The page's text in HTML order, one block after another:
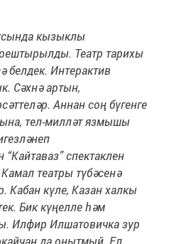
кызыклы
оештырылды. Театр тарихы
белдек. Интерактив
Сәхнә артын,
Аннан соң бүгенге
тел-милләт язмышы
“Кайтаваз” спектаклен
театры түбәсенә
Кабан күле, Казан халкы
Бик күңелле һәм
Илфир Илшатовичка зур
да онытмый. Ел